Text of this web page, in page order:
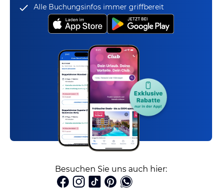
Alle Buchungsinfos immer griffbereit
Besuchen Sie uns auch hier: